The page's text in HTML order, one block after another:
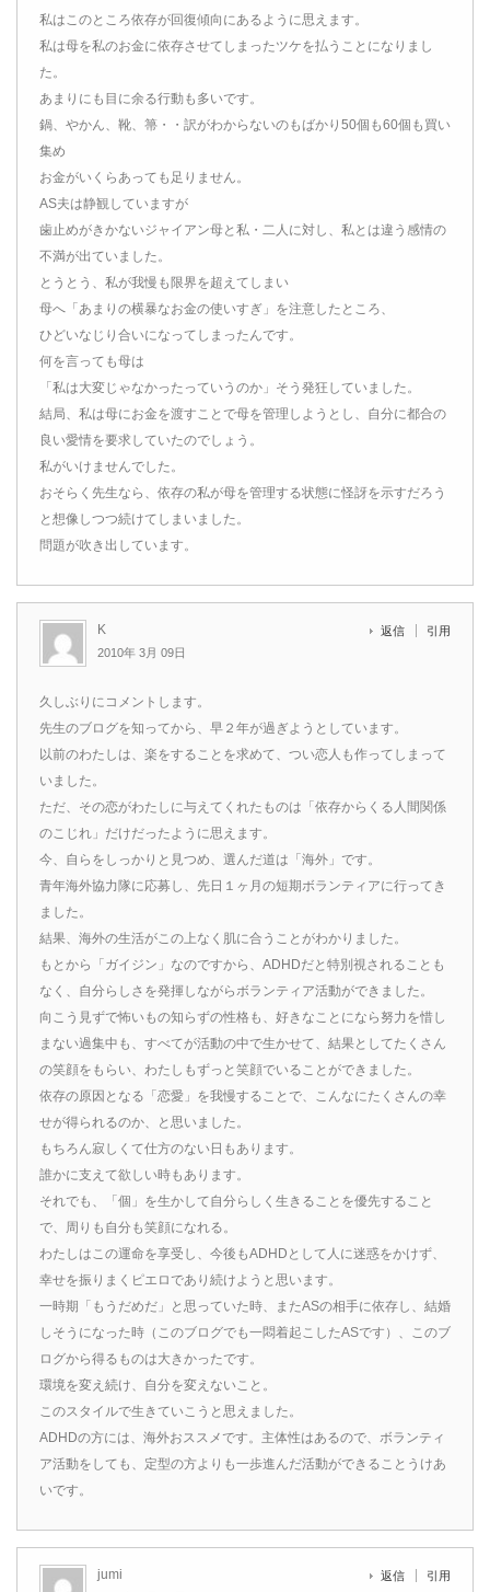
私はこのところ依存が回復傾向にあるように思えます。
私は母を私のお金に依存させてしまったツケを払うことになりまし
た。
あまりにも目に余る行動も多いです。
鍋、やかん、靴、箒・・訳がわからないのもばかり50個も60個も買い
集め
お金がいくらあっても足りません。
AS夫は静観していますが
歯止めがきかないジャイアン母と私・二人に対し、私とは違う感情の
不満が出ていました。
とうとう、私が我慢も限界を超えてしまい
母へ「あまりの横暴なお金の使いすぎ」を注意したところ、
ひどいなじり合いになってしまったんです。
何を言っても母は
「私は大変じゃなかったっていうのか」そう発狂していました。
結局、私は母にお金を渡すことで母を管理しようとし、自分に都合の
良い愛情を要求していたのでしょう。
私がいけませんでした。
おそらく先生なら、依存の私が母を管理する状態に怪訝を示すだろう
と想像しつつ続けてしまいました。
問題が吹き出しています。
K
2010年 3月 09日
返信 引用
久しぶりにコメントします。
先生のブログを知ってから、早２年が過ぎようとしています。
以前のわたしは、楽をすることを求めて、つい恋人も作ってしまって
いました。
ただ、その恋がわたしに与えてくれたものは「依存からくる人間関係
のこじれ」だけだったように思えます。
今、自らをしっかりと見つめ、選んだ道は「海外」です。
青年海外協力隊に応募し、先日１ヶ月の短期ボランティアに行ってき
ました。
結果、海外の生活がこの上なく肌に合うことがわかりました。
もとから「ガイジン」なのですから、ADHDだと特別視されることも
なく、自分らしさを発揮しながらボランティア活動ができました。
向こう見ずで怖いもの知らずの性格も、好きなことになら努力を惜し
まない過集中も、すべてが活動の中で生かせて、結果としてたくさん
の笑顔をもらい、わたしもずっと笑顔でいることができました。
依存の原因となる「恋愛」を我慢することで、こんなにたくさんの幸
せが得られるのか、と思いました。
もちろん寂しくて仕方のない日もあります。
誰かに支えて欲しい時もあります。
それでも、「個」を生かして自分らしく生きることを優先すること
で、周りも自分も笑顔になれる。
わたしはこの運命を享受し、今後もADHDとして人に迷惑をかけず、
幸せを振りまくピエロであり続けようと思います。
一時期「もうだめだ」と思っていた時、またASの相手に依存し、結婚
しそうになった時（このブログでも一悶着起こしたASです）、このブ
ログから得るものは大きかったです。
環境を変え続け、自分を変えないこと。
このスタイルで生きていこうと思えました。
ADHDの方には、海外おススメです。主体性はあるので、ボランティ
ア活動をしても、定型の方よりも一歩進んだ活動ができることうけあ
いです。
jumi 返信 引用